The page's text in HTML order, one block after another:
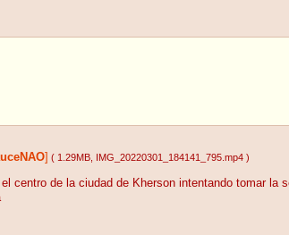
( 1.29MB , IMG_20220301_184141_795.mp4 )
centro de la ciudad de Kherson intentando tomar la